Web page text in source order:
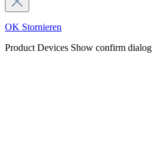
OK Stornieren
Product Devices Show confirm dialog